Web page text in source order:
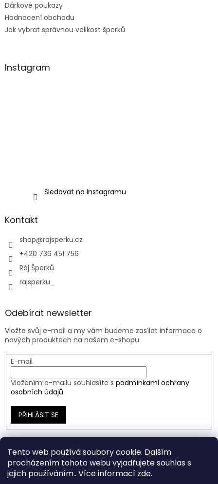
Tento web používá soubory cookie. Dalším
procházením tohoto webu vyjadřujete souhlas s
jejich používáním.. Více informací zde.
Dárkové poukazy
Hodnocení obchodu
Jak vybrat správnou velikost šperků
Instagram
Sledovat na Instagramu
Kontakt
shop@rajsperku.cz
+420 736 451 756
Ráj Šperků
rajsperku_
Odebírat newsletter
Vložte svůj e-mail a my vám budeme zasílat informace o
nových produktech na našem e-shopu.
E-mail
Vložením e-mailu souhlasíte s podmínkami ochrany
osobních údajů
PŘIHLÁSIT SE